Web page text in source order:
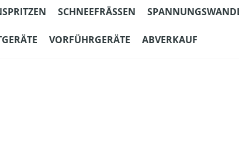
SCHNEEFRÄSSEN
VORFÜHRGERÄTE ABVERKAUF